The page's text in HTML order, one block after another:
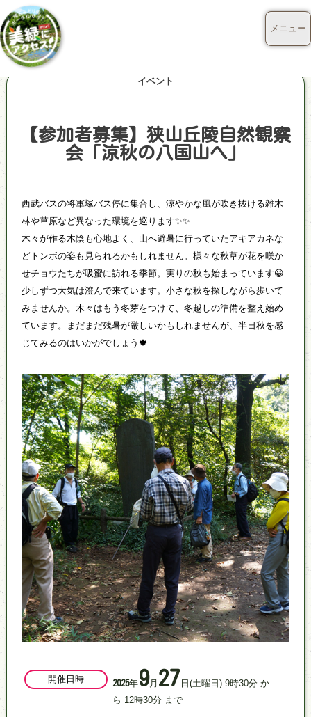
イベント
【参加者募集】狭山丘陵自然観察
会「涼秋の八国山へ」
西武バスの将軍塚バス停に集合し、涼やかな風が吹き抜ける雑木
林や草原など異なった環境を巡ります✨✨
木々が作る木陰も心地よく、山へ避暑に行っていたアキアカネな
どトンボの姿も見られるかもしれません。様々な秋草が花を咲か
せチョウたちが吸蜜に訪れる季節。実りの秋も始まっています😀
少しずつ大気は澄んで来ています。小さな秋を探しながら歩いて
みませんか。木々はもう冬芽をつけて、冬越しの準備を整え始め
ています。まだまだ残暑が厳しいかもしれませんが、半日秋を感
じてみるのはいかがでしょう🍁
開催日時 2025年9月 27 日(土曜日) 9時30分 か
ら 12時30分 まで
メニュー